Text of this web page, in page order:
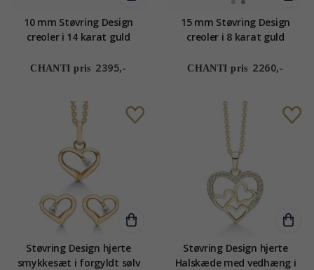
10 mm Støvring Design
creoler i 14 karat guld
CHANTI pris 2395,-
15 mm Støvring Design
creoler i 8 karat guld
CHANTI pris 2260,-
Støvring Design hjerte
smykkesæt i forgyldt sølv
Støvring Design hjerte
Halskæde med vedhæng i